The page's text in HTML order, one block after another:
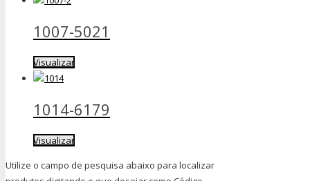
1007-5021
Visualizar
1014-6179
Visualizar
Utilize o campo de pesquisa abaixo para localizar